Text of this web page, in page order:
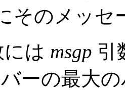
そのメッセ
には msgp 引
ーの最大